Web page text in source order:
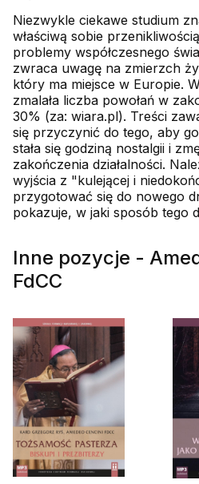
Niezwykle ciekawe studium
właściwą sobie
problemy współczesnego
zwraca uwagę na zmierzch
który ma miejsce w Europie.
zmalała liczba powołań w
30% (za: wiara.pl). Treści
się przyczynić do tego, aby
stała się godziną nostalgii i
zakończenia działalności.
wyjścia z "kulejącej i
przygotować się do nowego
pokazuje, w jaki sposób tego
Inne pozycje -
FdCC